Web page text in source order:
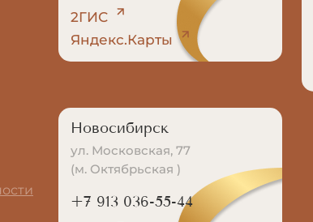
2ГИС
Яндекс.Карты
Новосибирск
ул. Московская, 77
(м. Октябрьская )
+7 913 036-55-44